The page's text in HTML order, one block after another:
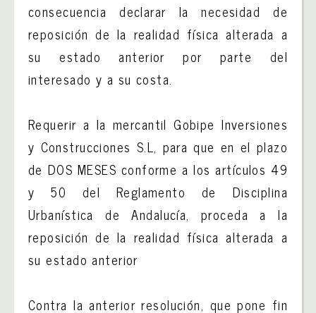
consecuencia declarar la necesidad de
reposición de la realidad física alterada a
su estado anterior por parte del
interesado y a su costa.
Requerir a la mercantil Gobipe Inversiones
y Construcciones S.L, para que en el plazo
de DOS MESES conforme a los artículos 49
y 50 del Reglamento de Disciplina
Urbanística de Andalucía, proceda a la
reposición de la realidad física alterada a
su estado anterior
Contra la anterior resolución, que pone fin